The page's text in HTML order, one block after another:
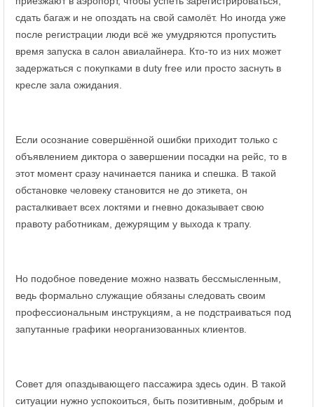
сдать багаж и не опоздать на свой самолёт. Но иногда уже
после регистрации люди всё же умудряются пропустить
время запуска в салон авиалайнера. Кто-то из них может
задержаться с покупками в duty free или просто заснуть в
кресле зала ожидания.
Если осознание совершённой ошибки приходит только с
объявлением диктора о завершении посадки на рейс, то в
этот момент сразу начинается паника и спешка. В такой
обстановке человеку становится не до этикета, он
расталкивает всех локтями и гневно доказывает свою
правоту работникам, дежурящим у выхода к трапу.
Но подобное поведение можно назвать бессмысленным,
ведь формально служащие обязаны следовать своим
профессиональным инструкциям, а не подстраиваться под
запутанные графики неорганизованных клиентов.
Совет для опаздывающего пассажира здесь один. В такой
ситуации нужно успокоиться, быть позитивным, добрым и